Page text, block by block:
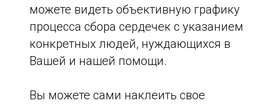
можете видеть объективную графику
процесса сбора сердечек с указанием
конкретных людей, нуждающихся в
Вашей и нашей помощи.
Вы можете сами наклеить свое